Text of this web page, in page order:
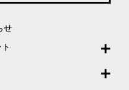
せ